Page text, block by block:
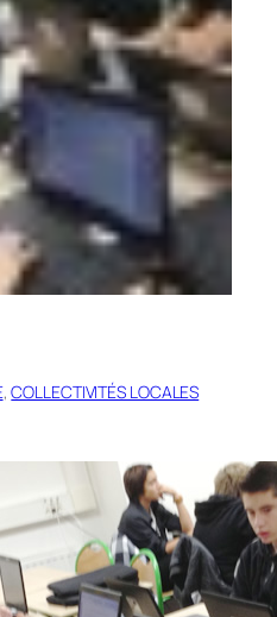
, COLLECTIVITÉS LOCALES